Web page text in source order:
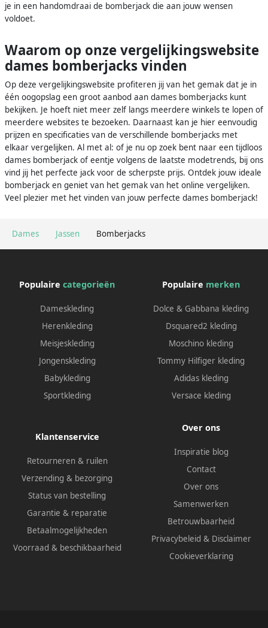
Dames Jassen Bomberjacks
je in een handomdraai de bomberjack die aan jouw wensen
voldoet.
Waarom op onze vergelijkingswebsite
dames bomberjacks vinden
Op deze vergelijkingswebsite profiteren jij van het gemak dat je in
één oogopslag een groot aanbod aan dames bomberjacks kunt
bekijken. Je hoeft niet meer zelf langs meerdere winkels te lopen of
meerdere websites te bezoeken. Daarnaast kan je hier eenvoudig
prijzen en specificaties van de verschillende bomberjacks met
elkaar vergelijken. Al met al: of je nu op zoek bent naar een tijdloos
dames bomberjack of eentje volgens de laatste modetrends, bij ons
vind jij het perfecte jack voor de scherpste prijs. Ontdek jouw ideale
bomberjack en geniet van het gemak van het online vergelijken.
Veel plezier met het vinden van jouw perfecte dames bomberjack!
Populaire categorieën
Dameskleding
Herenkleding
Meisjeskleding
Jongenskleding
Babykleding
Sportkleding
Populaire merken
Dolce & Gabbana kleding
Dsquared2 kleding
Moschino kleding
Tommy Hilfiger kleding
Adidas kleding
Versace kleding
Klantenservice
Retourneren & ruilen
Verzending & bezorging
Status van bestelling
Garantie & reparatie
Betaalmogelijkheden
Voorraad & beschikbaarheid
Over ons
Inspiratie blog
Contact
Over ons
Samenwerken
Betrouwbaarheid
Privacybeleid & Disclaimer
Cookieverklaring